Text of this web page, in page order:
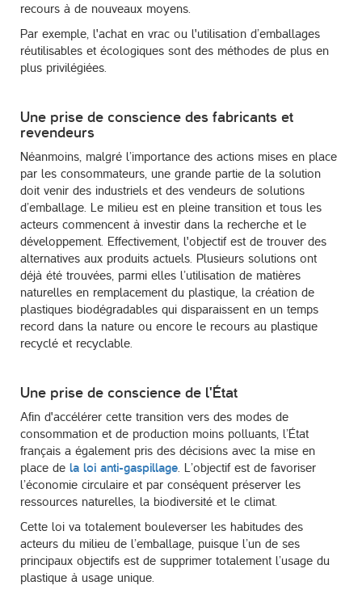
recours à de nouveaux moyens.
Par exemple, l'achat en vrac ou l'utilisation d’emballages
réutilisables et écologiques sont des méthodes de plus en
plus privilégiées.
Une prise de conscience des fabricants et
revendeurs
Néanmoins, malgré l’importance des actions mises en place
par les consommateurs, une grande partie de la solution
doit venir des industriels et des vendeurs de solutions
d’emballage. Le milieu est en pleine transition et tous les
acteurs commencent à investir dans la recherche et le
développement. Effectivement, l'objectif est de trouver des
alternatives aux produits actuels. Plusieurs solutions ont
déjà été trouvées, parmi elles l’utilisation de matières
naturelles en remplacement du plastique, la création de
plastiques biodégradables qui disparaissent en un temps
record dans la nature ou encore le recours au plastique
recyclé et recyclable.
Une prise de conscience de l'État
Afin d'accélérer cette transition vers des modes de
consommation et de production moins polluants, l’État
français a également pris des décisions avec la mise en
place de la loi anti-gaspillage . L’objectif est de favoriser
l’économie circulaire et par conséquent préserver les
ressources naturelles, la biodiversité et le climat.
Cette loi va totalement bouleverser les habitudes des
acteurs du milieu de l’emballage, puisque l’un de ses
principaux objectifs est de supprimer totalement l’usage du
plastique à usage unique.